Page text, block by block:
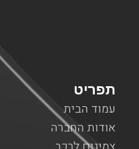
תפריט
עמוד הבית
אודות החברה